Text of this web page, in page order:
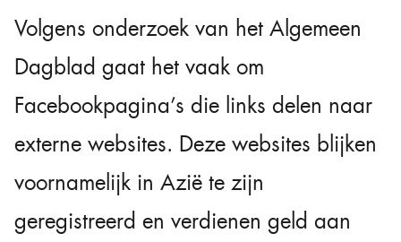
Volgens onderzoek van het Algemeen
Dagblad gaat het vaak om
Facebookpagina’s die links delen naar
externe websites. Deze websites blijken
voornamelijk in Azië te zijn
geregistreerd en verdienen geld aan